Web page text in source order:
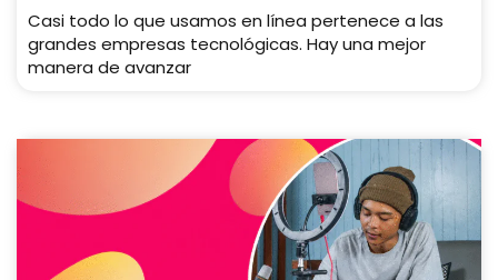
Casi todo lo que usamos en línea pertenece a las
grandes empresas tecnológicas. Hay una mejor
manera de avanzar